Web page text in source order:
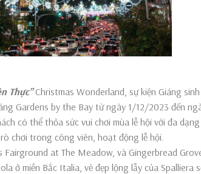
Thực’’Christmas Wonderland, sự kiện Giáng
Gardens by the Bay từ ngày 1/12/2023 đến
có thể thỏa sức vui chơi mùa lễ hội với đa
chơi trong công viên, hoạt động lễ hội.
Fairground at The Meadow, và Gingerbread
ở miền Bắc Italia, vẻ đẹp lộng lẫy của Spalliera